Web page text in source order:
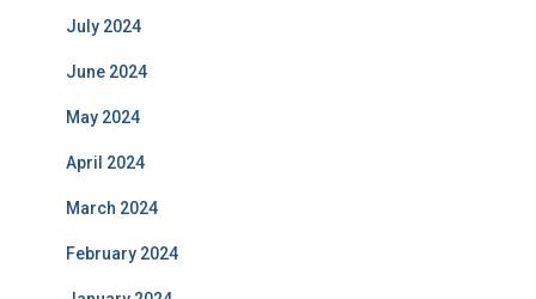
July 2024
June 2024
May 2024
April 2024
March 2024
February 2024